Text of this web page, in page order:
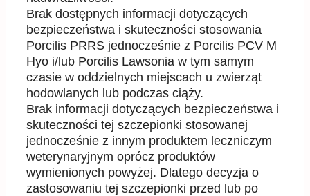
Brak dostępnych informacji dotyczących
bezpieczeństwa i skuteczności stosowania
Porcilis PRRS jednocześnie z Porcilis PCV M
Hyo i/lub Porcilis Lawsonia w tym samym
czasie w oddzielnych miejscach u zwierząt
hodowlanych lub podczas ciąży.
Brak informacji dotyczących bezpieczeństwa i
skuteczności tej szczepionki stosowanej
jednocześnie z innym produktem leczniczym
weterynaryjnym oprócz produktów
wymienionych powyżej. Dlatego decyzja o
zastosowaniu tej szczepionki przed lub po